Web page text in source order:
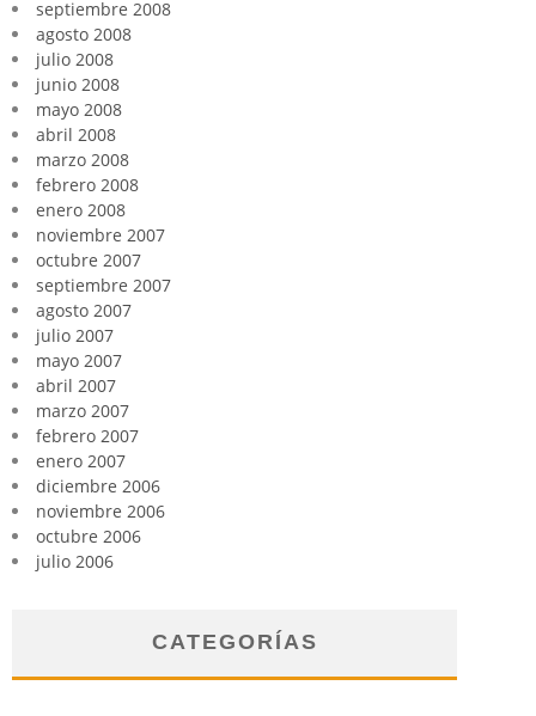
septiembre 2008
agosto 2008
julio 2008
junio 2008
mayo 2008
abril 2008
marzo 2008
febrero 2008
enero 2008
noviembre 2007
octubre 2007
septiembre 2007
agosto 2007
julio 2007
mayo 2007
abril 2007
marzo 2007
febrero 2007
enero 2007
diciembre 2006
noviembre 2006
octubre 2006
julio 2006
CATEGORÍAS